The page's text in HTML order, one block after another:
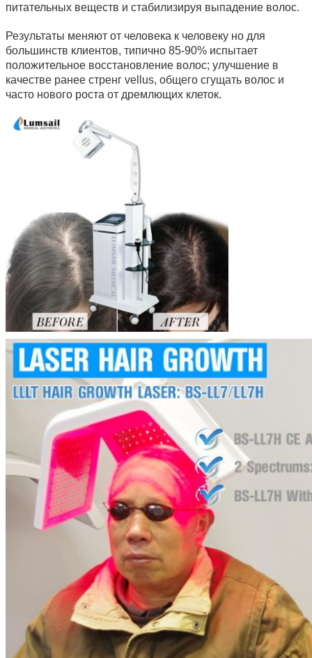
питательных веществ и стабилизируя выпадение волос.
Результаты меняют от человека к человеку но для
большинств клиентов, типично 85-90% испытает
положительное восстановление волос; улучшение в
качестве ранее стренг vellus, общего сгущать волос и
часто нового роста от дремлющих клеток.